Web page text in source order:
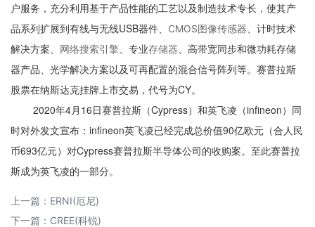
户服务，充分利用基于产品性能的工艺以及制造技术专长，使其产
品系列扩展到有线与无线USB器件、
CMOS图像传感器、计时技术
解决方案、
网络搜索引擎、专业存储器、高带宽同步和微功耗存储
器产品、光学解决方案以及可再配置的混合信号阵列等。赛普拉斯
股票在纳斯达克挂牌上市交易，代号为CY。
2020年4月16日赛普拉斯（Cypress）和英飞凌 （infineon）同
时对外发文宣布：infineon英飞凌已经完成总价值90亿欧元（合人民
币693亿元）对Cypress赛普拉斯半导体公司的收购案。至此赛普拉
斯成为英飞凌的一部分。
上一篇： ERNI(厄尼)
下一篇： CREE(科锐)